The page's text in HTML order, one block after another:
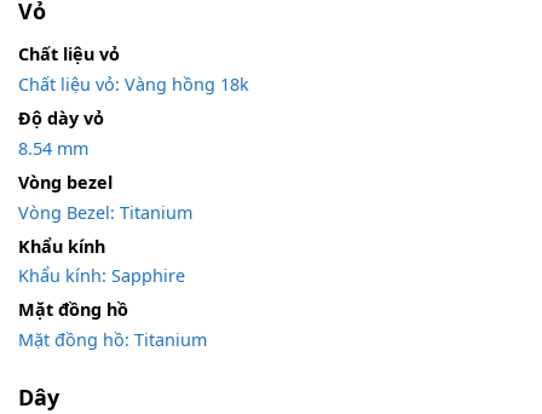
Vỏ
Chất liệu vỏ
Chất liệu vỏ: Vàng hồng 18k
Độ dày vỏ
8.54 mm
Vòng bezel
Vòng Bezel: Titanium
Khẩu kính
Khẩu kính: Sapphire
Mặt đồng hồ
Mặt đồng hồ: Titanium
Dây